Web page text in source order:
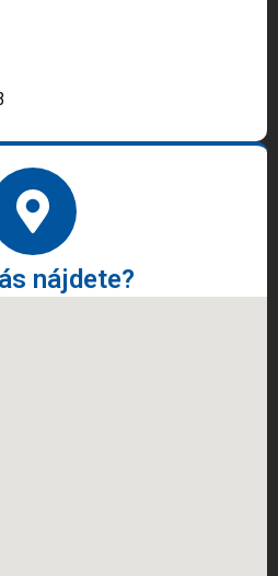
nájdete?